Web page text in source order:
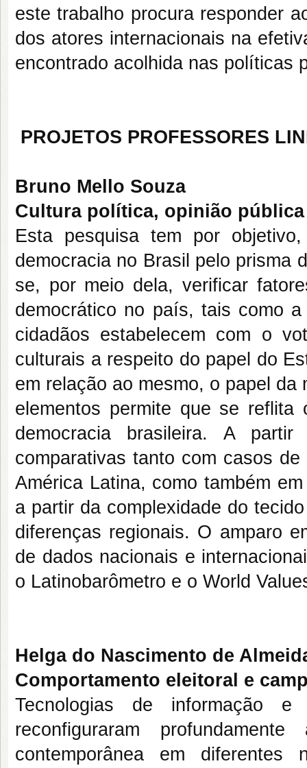
este trabalho procura responder
dos atores internacionais na
encontrado acolhida nas políticas
PROJETOS PROFESSORES
Bruno Mello Souza
Cultura política, opinião
Esta pesquisa tem por
democracia no Brasil pelo prisma
se, por meio dela, verificar
democrático no país, tais como
cidadãos estabelecem com o
culturais a respeito do papel do
em relação ao mesmo, o papel
elementos permite que se
democracia brasileira. A partir
comparativas tanto com casos
América Latina, como também
a partir da complexidade do
diferenças regionais. O amparo
de dados nacionais e
o Latinobarômetro e o World
Helga do Nascimento de
Comportamento eleitoral e
Tecnologias de informação
reconfiguraram
contemporânea em